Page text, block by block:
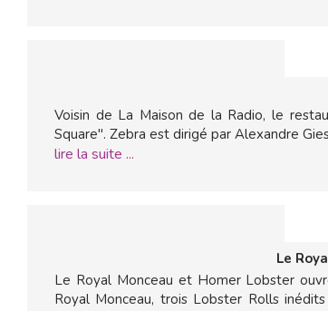
Voisin de La Maison de la Radio, le
Square". Zebra est dirigé par Alexandre
lire la suite ...
Le
Le Royal Monceau et Homer Lobster
Royal Monceau, trois Lobster Rolls